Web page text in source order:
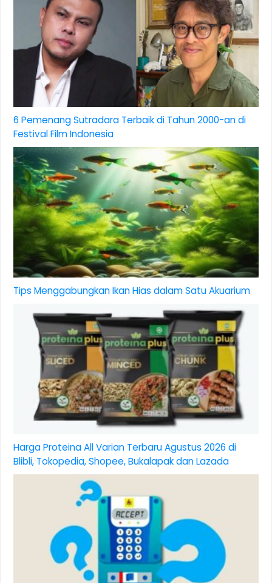
6 Pemenang Sutradara Terbaik di Tahun 2000-an di
Festival Film Indonesia
Tips Menggabungkan Ikan Hias dalam Satu Akuarium
Harga Proteina All Varian Terbaru Agustus 2026 di
Blibli, Tokopedia, Shopee, Bukalapak dan Lazada